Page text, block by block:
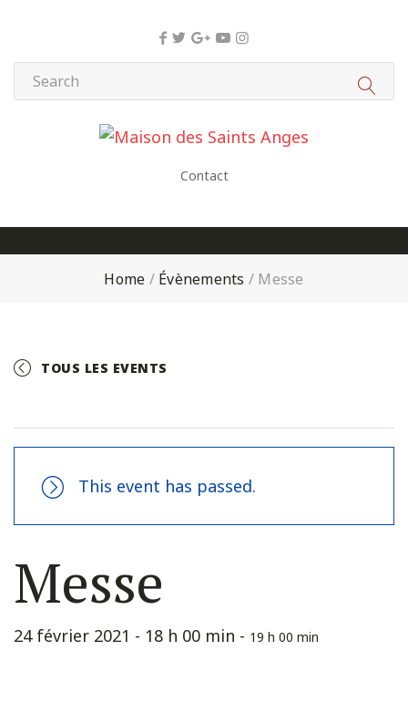
Contact
Home / Évènements / Messe
TOUS LES EVENTS
This event has passed.
Messe
24 février 2021 - 18 h 00 min - 19 h 00 min